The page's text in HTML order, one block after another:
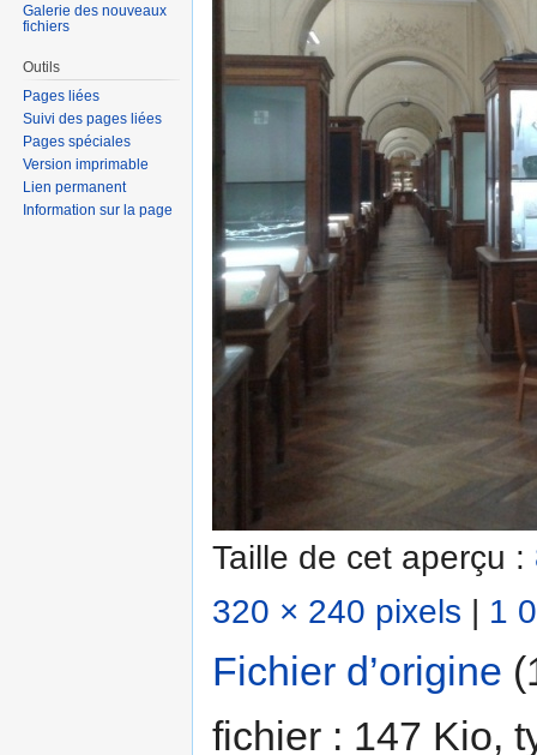
Taille de cet aperçu :
320 × 240 pixels | 1
Fichier d’origine
fichier : 147 Kio,
Galerie des nouveaux
fichiers
Outils
Pages liées
Suivi des pages liées
Pages spéciales
Version imprimable
Lien permanent
Information sur la page